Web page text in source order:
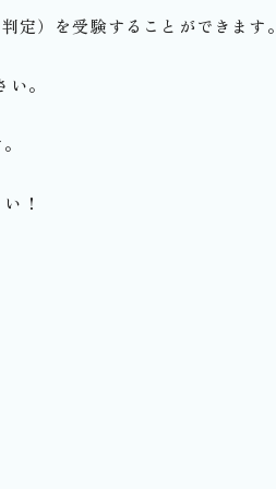
定）を受験することができます。
。
！